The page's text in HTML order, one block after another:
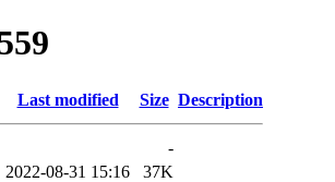
Last modified Size Description
-
2022-08-31 15:16
37K